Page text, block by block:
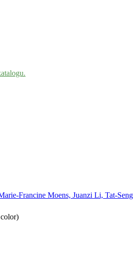
Francine Moens, Juanzi Li, Tat-